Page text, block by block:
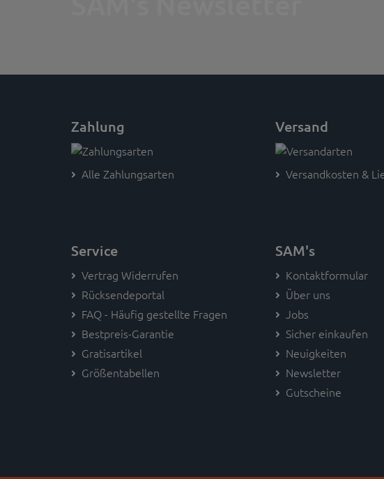
Zahlung
Alle Zahlungsarten
Versand
Versandkosten &
Service
Vertrag Widerrufen
Rücksendeportal
FAQ - Häufig gestellte Fragen
Bestpreis-Garantie
Gratisartikel
Größentabellen
SAM's
Kontaktformular
Über uns
Jobs
Sicher einkaufen
Neuigkeiten
Newsletter
Gutscheine